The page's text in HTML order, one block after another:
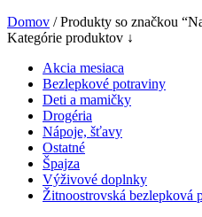
Domov / Produkty so značkou
Kategórie produktov ↓
Akcia mesiaca
Bezlepkové potraviny
Deti a mamičky
Drogéria
Nápoje, šťavy
Ostatné
Špajza
Výživové doplnky
Žitnoostrovská bezlepková